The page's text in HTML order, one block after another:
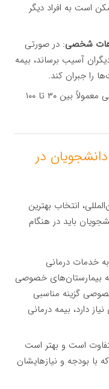
است به افراد دیگر
شخصی: در صورتی
آسیب برساند، بیمه
را جبران کند.
: هزینه بیمه مسئولیت شخصی معمولاً بین ۳۰ تا ۱۰۰
دانشجویان در
انتخاب بهترین
باید در هنگام
خدمات درمانی
بیمارستان‌های خصوصی
گزینه مناسبی
دارد، بیمه درمانی
است و بهتر است
با بودجه و نیازهایشان